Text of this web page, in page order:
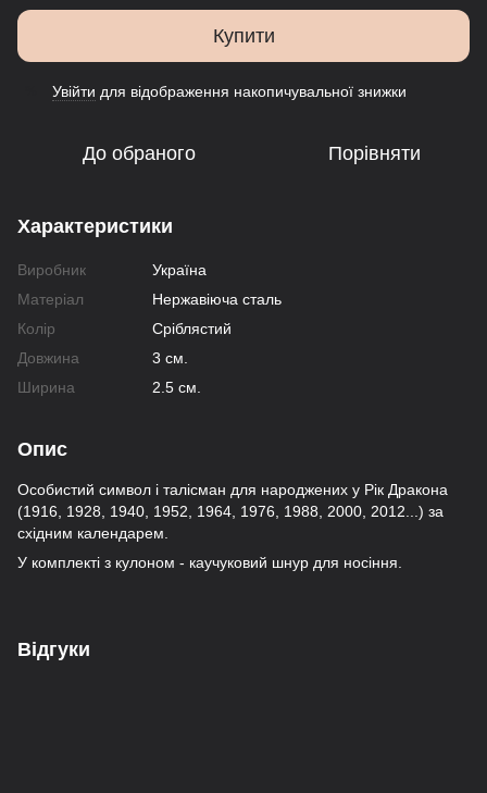
Купити
Увійти для відображення накопичувальної знижки
До обраного Порівняти
Характеристики
Виробник
Україна
Матеріал
Нержавіюча сталь
Колір
Сріблястий
Довжина
3 см.
Ширина
2.5 см.
Опис
Особистий символ і талісман для народжених у Рік Дракона
(1916, 1928, 1940, 1952, 1964, 1976, 1988, 2000, 2012...) за
східним календарем.
У комплекті з кулоном - каучуковий шнур для носіння.
Відгуки